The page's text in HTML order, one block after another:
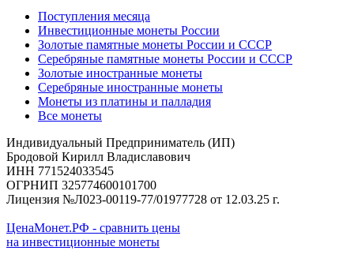
Поступления месяца
Инвестиционные монеты России
Золотые памятные монеты России и СССР
Серебряные памятные монеты России и СССР
Золотые иностранные монеты
Серебряные иностранные монеты
Монеты из платины и палладия
Все монеты
Индивидуальный Предприниматель (ИП)
Бродовой Кирилл Владиславович
ИНН 771524033545
ОГРНИП 325774600101700
Лицензия №Л023-00119-77/01977728 от 12.03.25 г.
ЦенаМонет.РФ - сравнить цены
на инвестиционные монеты